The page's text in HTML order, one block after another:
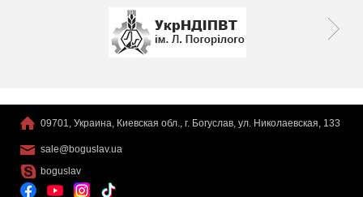
09701, Украина, Киевская обл., г. Богуслав, ул. Николаевская, 133
sale@boguslav.ua
boguslav